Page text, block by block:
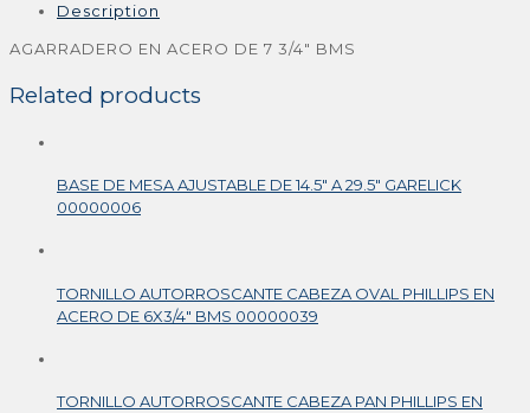
Description
AGARRADERO EN ACERO DE 7 3/4″ BMS
Related products
BASE DE MESA AJUSTABLE DE 14.5″ A 29.5″ GARELICK
00000006
TORNILLO AUTORROSCANTE CABEZA OVAL PHILLIPS EN
ACERO DE 6X3/4″ BMS 00000039
TORNILLO AUTORROSCANTE CABEZA PAN PHILLIPS EN